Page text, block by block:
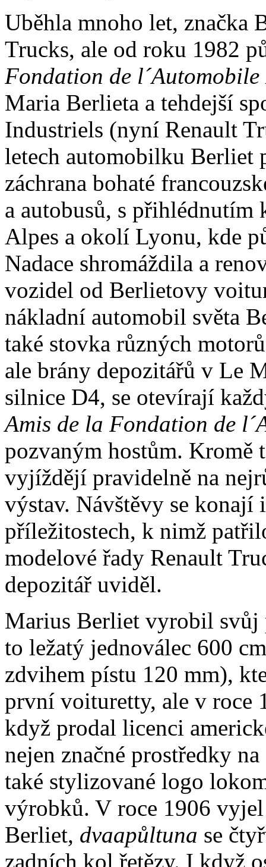
Uběhla mnoho let, značka
Trucks, ale od roku 1982
Fondation de
Maria Berlieta a tehdejší
Industriels (nyní Renault
letech automobilku Berliet
záchrana bohaté
a autobusů, s
Alpes a okolí Lyonu, kde
Nadace shromáždila a
vozidel od Berlietovy
nákladní automobil světa
také stovka různých
ale brány depozitářů v Le
silnice D4, se otevírají
Amis de la Fondation de
pozvaným hostům. Kromě
vyjíždějí pravidelně na
výstav. Návštěvy se
příležitostech, k nimž
modelové řady Renault
depozitář uviděl.
Marius Berliet vyrobil
to ležatý jednoválec 600
zdvihem pístu 120 mm),
první voituretty, ale v roce
když prodal licenci
nejen značné prostředky
také stylizované logo
výrobků. V roce 1906
Berliet, dvaapůltuna se
zadních kol řetězy. I když